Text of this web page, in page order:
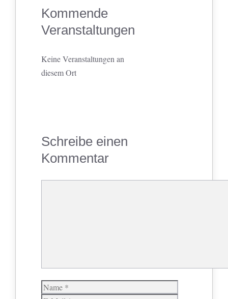
Kommende
Veranstaltungen
Keine Veranstaltungen an
diesem Ort
Schreibe einen
Kommentar
Name